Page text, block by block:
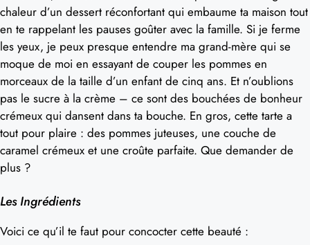
chaleur d’un dessert réconfortant qui embaume ta maison tout
en te rappelant les pauses goûter avec la famille. Si je ferme
les yeux, je peux presque entendre ma grand-mère qui se
moque de moi en essayant de couper les pommes en
morceaux de la taille d’un enfant de cinq ans. Et n’oublions
pas le sucre à la crème – ce sont des bouchées de bonheur
crémeux qui dansent dans ta bouche. En gros, cette tarte a
tout pour plaire : des pommes juteuses, une couche de
caramel crémeux et une croûte parfaite. Que demander de
plus ?
Les Ingrédients
Voici ce qu’il te faut pour concocter cette beauté :